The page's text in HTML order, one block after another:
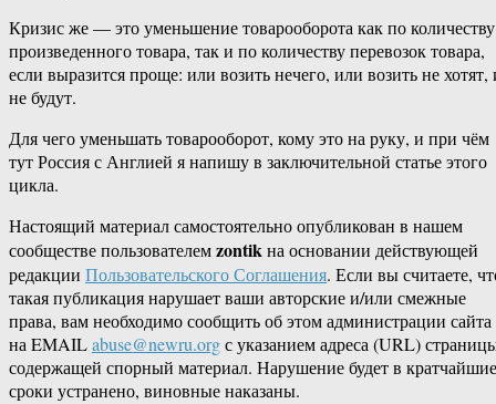
Кризис же — это уменьшение товарооборота как по количеству
произведенного товара, так и по количеству перевозок товара,
если выразится проще: или возить нечего, или возить не хотят,
не будут.
Для чего уменьшать товарооборот, кому это на руку, и при чём
тут Россия с Англией я напишу в заключительной статье этого
цикла.
Настоящий материал самостоятельно опубликован в нашем
сообществе пользователемzontikна основании действующей
редакции Пользовательского Соглашения. Если вы считаете,
такая публикация нарушает ваши авторские и/или смежные
права, вам необходимо сообщить об этом администрации сайта
на EMAILabuse@newru.orgс указанием адреса (URL)
содержащей спорный материал. Нарушение будет в кратчайшие
сроки устранено, виновные наказаны.